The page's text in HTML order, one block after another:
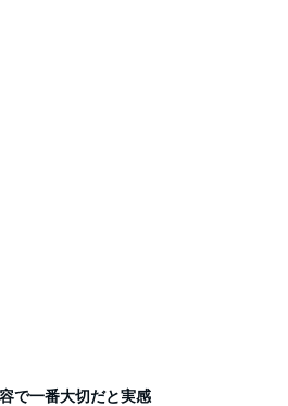
で一番大切だと実感